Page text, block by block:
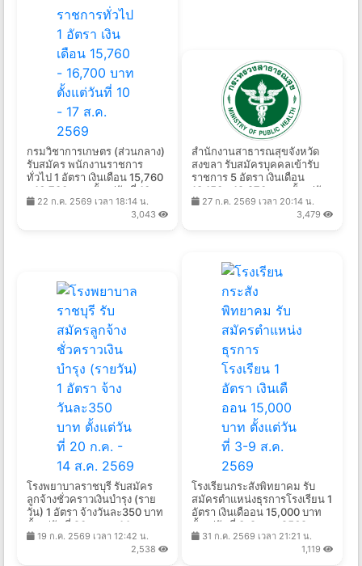
กรมวิชาการเกษตร (ส่วนกลาง)
รับสมัคร พนักงานราชการ
ทั่วไป 1 อัตรา เงินเดือน 15,760
- 16,700 บาท ตั้งแต่วันที่ 10 -
17 ส.ค. 2569
22 ก.ค. 2569 เวลา 18:14 น.
3,043
สํานักงานสาธารณสุขจังหวัด
สงขลา รับสมัครบุคคลเข้ารับ
ราชการ 5 อัตรา เงินเดือน
18,150 - 19,970 บาท ตั้งแต่วัน
ที่ 3 - 7 ส.ค. 2569
27 ก.ค. 2569 เวลา 20:14 น.
3,479
โรงพยาบาลราชบุรี รับสมัคร
ลูกจ้างชั่วคราวเงินบำรุง (ราย
วัน) 1 อัตรา จ้างวันละ350 บาท
ตั้งแต่วันที่ 20 ก.ค. - 14 ส.ค.
2569
19 ก.ค. 2569 เวลา 12:42 น.
2,538
โรงเรียนกระสังพิทยาคม รับ
สมัครตำแหน่งธุรการโรงเรียน 1
อัตรา เงินเดืออน 15,000 บาท
ตั้งแต่วันที่ 3-9 ส.ค. 2569
31 ก.ค. 2569 เวลา 21:21 น.
1,119